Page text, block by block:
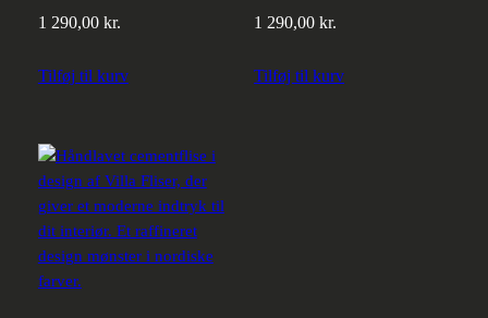
1 290,00 kr.
Tilføj til kurv
1 290,00kr.
Tilføj til kurv